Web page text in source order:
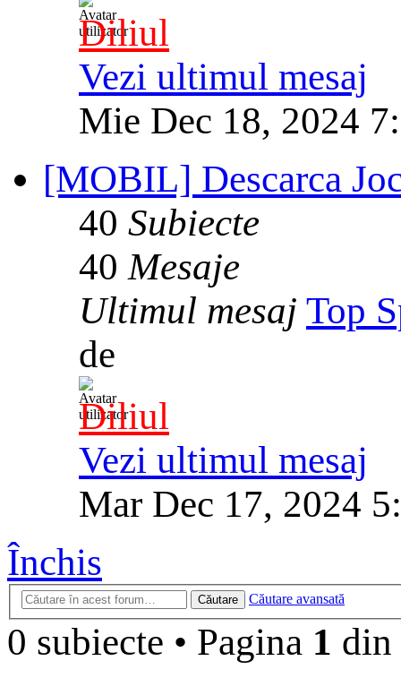
Diliul
Vezi ultimul mesaj
Mie Dec 18, 2024
[MOBIL] Descarca
40 Subiecte
40 Mesaje
Ultimul mesaj Top
de
Diliul
Vezi ultimul mesaj
Mar Dec 17, 2024
Închis
Căutare Căutare avansată
0 subiecte • Pagina 1 din